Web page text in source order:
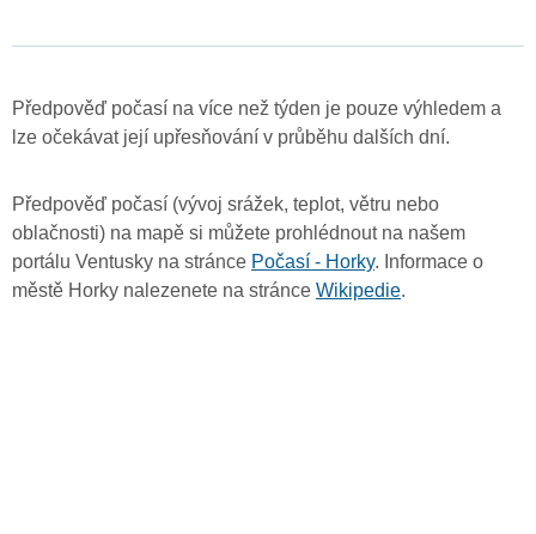
Předpověď počasí na více než týden je pouze výhledem a
lze očekávat její upřesňování v průběhu dalších dní.
Předpověď počasí (vývoj srážek, teplot, větru nebo
oblačnosti) na mapě si můžete prohlédnout na našem
portálu Ventusky na stránce Počasí - Horky. Informace o
městě Horky nalezenete na stránce Wikipedie.